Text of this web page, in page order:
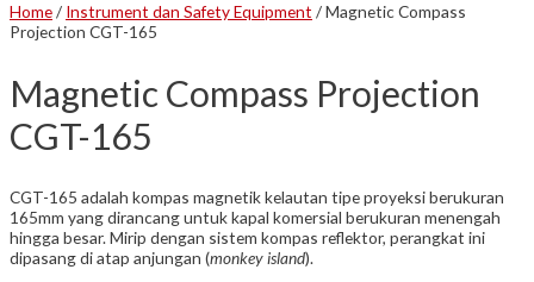
Home/ Instrument dan Safety Equipment / Magnetic Compass
Projection CGT-165
Magnetic Compass Projection
CGT-165
CGT-165 adalah kompas magnetik kelautan tipe proyeksi berukuran
165mm yang dirancang untuk kapal komersial berukuran menengah
hingga besar. Mirip dengan sistem kompas reflektor, perangkat ini
dipasang di atap anjungan (monkey island).